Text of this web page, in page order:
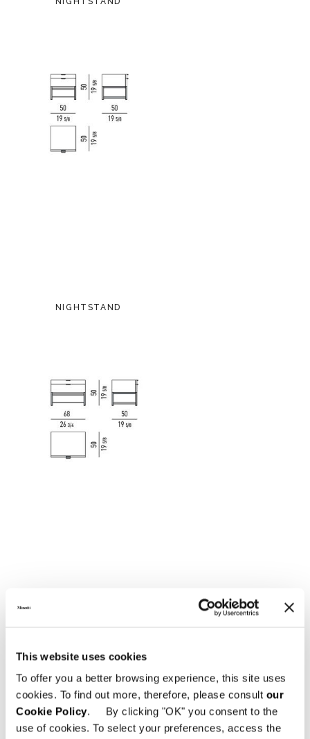
This website uses cookies
To offer you a better browsing experience, this site uses
cookies. To find out more, therefore, please consult our
Cookie Policy. By clicking "OK" you consent to the
use of cookies. To select your preferences, access the
NIGHTSTAND